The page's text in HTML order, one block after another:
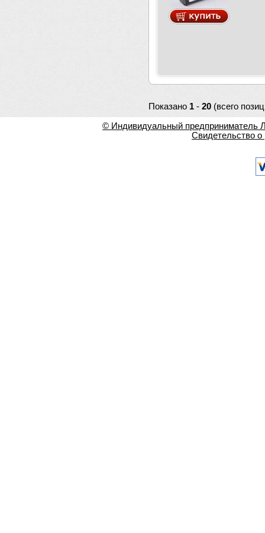
Показано 1- 20(всего
© Индивидуальный предприниматель
Свидетельство